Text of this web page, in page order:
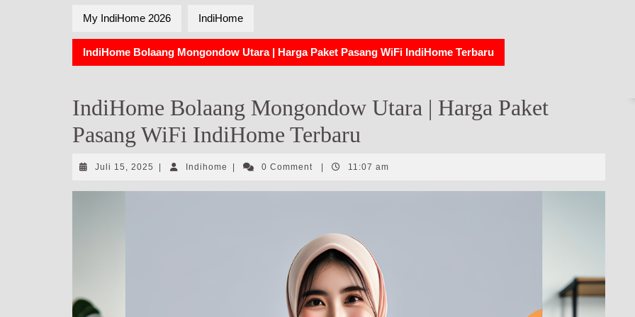
My IndiHome 2026 IndiHome
IndiHome Bolaang Mongondow Utara | Harga Paket Pasang WiFi IndiHome Terbaru
IndiHome Bolaang Mongondow Utara | Harga Paket
Pasang WiFi IndiHome Terbaru
Juli 15, 2025 Juli
2025
Indihome Indihome0 Comment 11:07 am